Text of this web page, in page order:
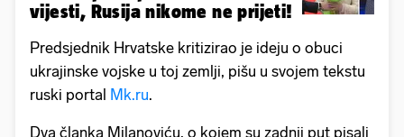
vijesti, Rusija nikome ne prijeti!
Predsjednik Hrvatske kritizirao je ideju o obuci
ukrajinske vojske u toj zemlji, pišu u svojem tekstu
ruski portal Mk.ru.
Dva članka Milanoviću, o kojem su zadnji put pisali